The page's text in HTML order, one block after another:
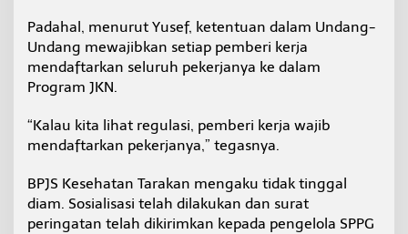
r
n
K
o
d
i
n
Padahal, menurut Yusef, ketentuan dalam Undang-
Undang mewajibkan setiap pemberi kerja
mendaftarkan seluruh pekerjanya ke dalam
Program JKN.
“Kalau kita lihat regulasi, pemberi kerja wajib
mendaftarkan pekerjanya,” tegasnya.
BPJS Kesehatan Tarakan mengaku tidak tinggal
diam. Sosialisasi telah dilakukan dan surat
peringatan telah dikirimkan kepada pengelola SPPG